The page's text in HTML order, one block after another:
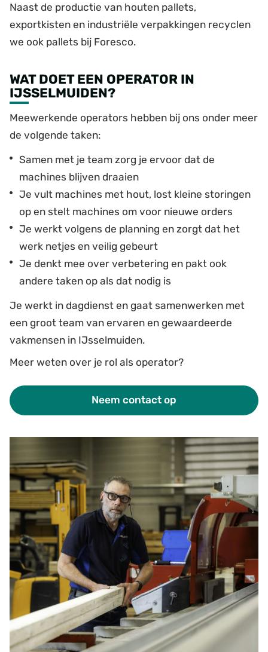
Naast de productie van houten pallets,
exportkisten en industriële verpakkingen recyclen
we ook pallets bij Foresco.
WAT DOET EEN OPERATOR IN
IJSSELMUIDEN?
Meewerkende operators hebben bij ons onder meer
de volgende taken:
Samen met je team zorg je ervoor dat de
machines blijven draaien
Je vult machines met hout, lost kleine storingen
op en stelt machines om voor nieuwe orders
Je werkt volgens de planning en zorgt dat het
werk netjes en veilig gebeurt
Je denkt mee over verbetering en pakt ook
andere taken op als dat nodig is
Je werkt in dagdienst en gaat samenwerken met
een groot team van ervaren en gewaardeerde
vakmensen in IJsselmuiden.
Meer weten over je rol als operator?
Neem contact op